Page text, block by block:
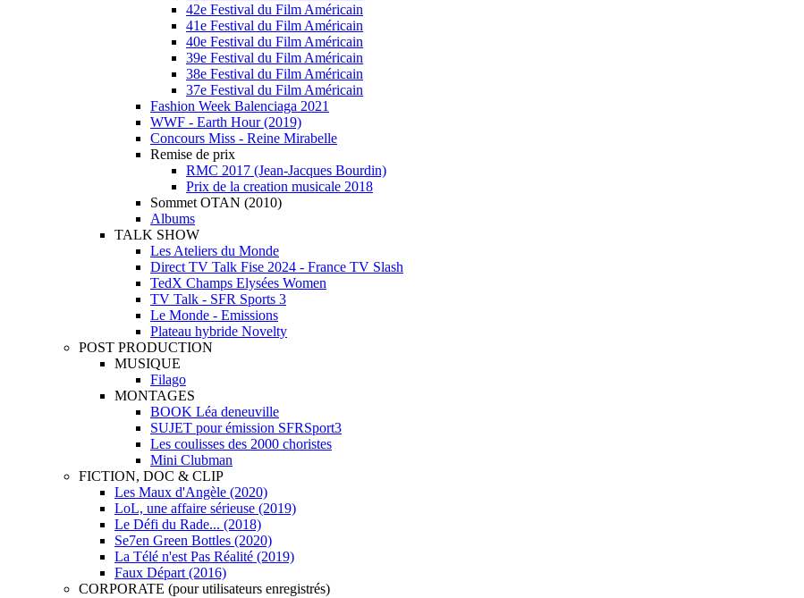
42e Festival du Film Américain
41e Festival du Film Américain
40e Festival du Film Américain
39e Festival du Film Américain
38e Festival du Film Américain
37e Festival du Film Américain
Fashion Week Balenciaga 2021
WWF - Earth Hour (2019)
Concours Miss - Reine Mirabelle
Remise de prix
RMC 2017 (Jean-Jacques Bourdin)
Prix de la creation musicale 2018
Sommet OTAN (2010)
Albums
TALK SHOW
Les Ateliers du Monde
Direct TV Talk Fise 2024 - France TV Slash
TedX Champs Elysées Women
TV Talk - SFR Sports 3
Le Monde - Emissions
Plateau hybride Novelty
POST PRODUCTION
MUSIQUE
Filago
MONTAGES
BOOK Léa deneuville
SUJET pour émission SFRSport3
Les coulisses des 2000 choristes
Mini Clubman
FICTION, DOC & CLIP
Les Maux d'Angèle (2020)
LoL, une affaire sérieuse (2019)
Le Défi du Rade... (2018)
Se7en Green Bottles (2020)
La Télé n'est Pas Réalité (2019)
Faux Départ (2016)
CORPORATE (pour utilisateurs enregistrés)